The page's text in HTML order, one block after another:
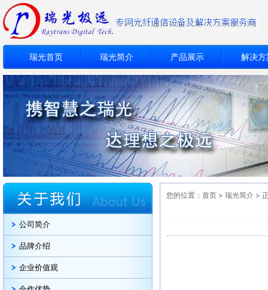
瑞光首页 瑞光简介 产品展示 解决方
公司简介
品牌介绍
企业价值观
您的位置： 首页 > 瑞光简介 >